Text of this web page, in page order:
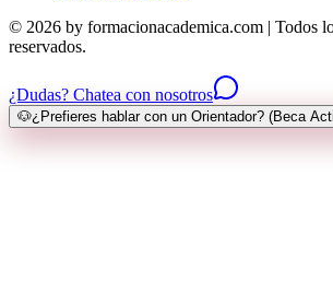
© 2026 by formacionacademica.com | Todos
reservados.
¿Dudas? Chatea con nosotros
🐶¿Prefieres hablar con un Orientador? (Beca